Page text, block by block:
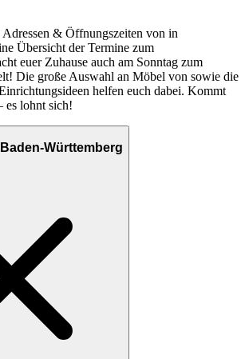
& Öffnungszeiten von in
Übersicht der Termine zum
euer Zuhause auch am Sonntag zum
Die große Auswahl an Möbel von sowie die
helfen euch dabei. Kommt
es lohnt sich!
Württemberg